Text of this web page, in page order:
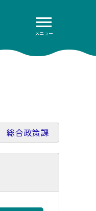
メニュー
総合政策課